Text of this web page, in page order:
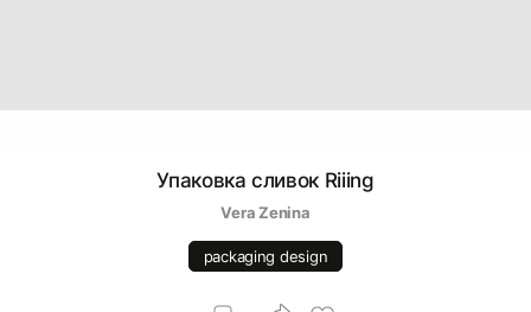
Упаковка сливок Riiing
Vera Zenina
packaging design